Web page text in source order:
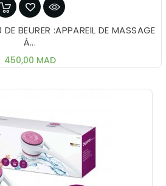
BEURER :APPAREIL DE MASSAGE
À...
450,00 MADPrix